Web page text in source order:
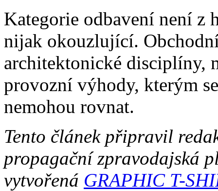
Kategorie odbavení není
nijak okouzlující.
architektonické disciplíny,
provozní výhody, kterým
nemohou rovnat.
Tento článek připravil
propagační zpravodajská
vytvořená GRAPHIC T-